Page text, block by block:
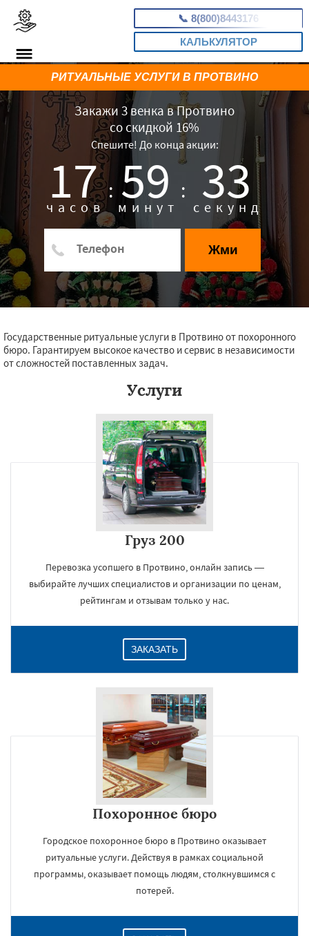
📞 8(800)8443176
КАЛЬКУЛЯТОР
Закажи 3 венка в Протвино
со скидкой 16%
Спешите! До конца акции:
17 :
часов 59 :
минут 32
секунд
Жми
РИТУАЛЬНЫЕ УСЛУГИ В ПРОТВИНО
Государственные ритуальные услуги в Протвино от похоронного
бюро. Гарантируем высокое качество и сервис в независимости
от сложностей поставленных задач.
Услуги
Груз 200
Перевозка усопшего в Протвино, онлайн запись —
выбирайте лучших специалистов и организации по ценам,
рейтингам и отзывам только у нас.
ЗАКАЗАТЬ
Похоронное бюро
Городское похоронное бюро в Протвино оказывает
ритуальные услуги. Действуя в рамках социальной
программы, оказывает помощь людям, столкнувшимся с
потерей.